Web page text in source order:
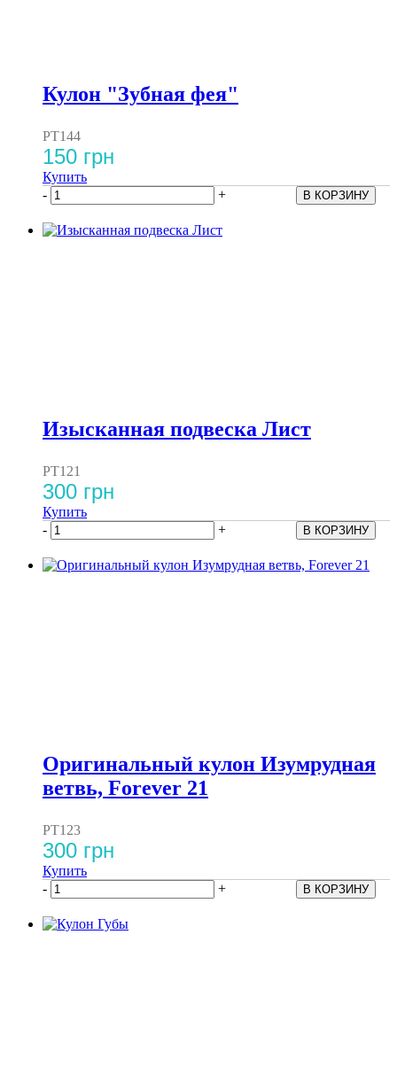
Кулон "Зубная фея"
PT144
150 грн
Купить
-
+
Изысканная подвеска Лист
PT121
300 грн
Купить
-
+
Оригинальный кулон Изумрудная
ветвь, Forever 21
PT123
300 грн
Купить
-
+